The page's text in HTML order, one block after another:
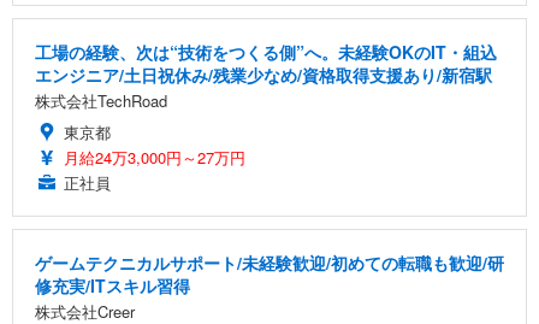
工場の経験、次は“技術をつくる側”へ。未経験OKのIT・組込
エンジニア/土日祝休み/残業少なめ/資格取得支援あり/新宿駅
株式会社TechRoad
東京都
月給24万3,000円～27万円
正社員
ゲームテクニカルサポート/未経験歓迎/初めての転職も歓迎/研
修充実/ITスキル習得
株式会社Creer